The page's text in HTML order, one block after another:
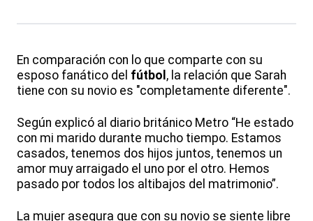
En comparación con lo que comparte con su
esposo fanático del fútbol , la relación que Sarah
tiene con su novio es "completamente diferente".
Según explicó al diario británico Metro “He estado
con mi marido durante mucho tiempo. Estamos
casados, tenemos dos hijos juntos, tenemos un
amor muy arraigado el uno por el otro. Hemos
pasado por todos los altibajos del matrimonio”.
La mujer asegura que con su novio se siente libre